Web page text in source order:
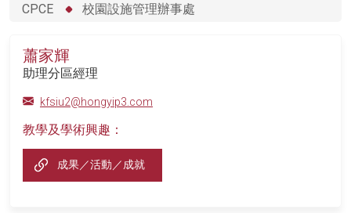
CPCE 校園設施管理辦事處
蕭家輝
助理分區經理
kfsiu2@hongyip3.com
教學及學術興趣：
成果／活動／成就